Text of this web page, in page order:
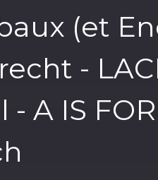
(et
-
- A IS